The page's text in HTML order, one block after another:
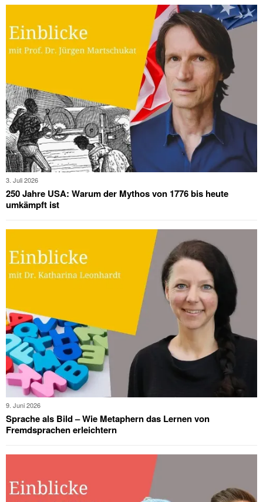
3. Juli 2026
250 Jahre USA: Warum der Mythos von 1776 bis heute
umkämpft ist
9. Juni 2026
Sprache als Bild – Wie Metaphern das Lernen von
Fremdsprachen erleichtern